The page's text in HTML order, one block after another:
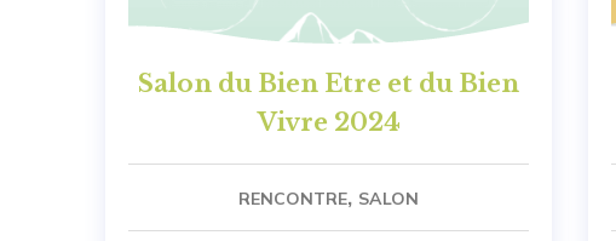
Salon du Bien Etre et du Bien
Vivre 2024
RENCONTRE, SALON